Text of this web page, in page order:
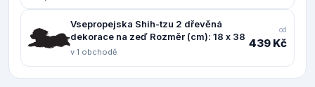
Vsepropejska Shih-tzu 2 dřevěná
dekorace na zeď Rozměr (cm): 18 x 38
v 1 obchodě
od
439 Kč